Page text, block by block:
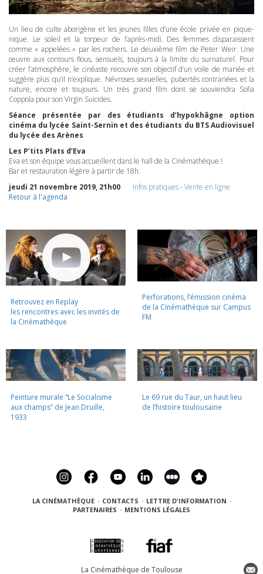
Un lieu de culte aborigène et les jeunes filles d’une école privée en pique-
nique. Le soleil et la torpeur de l’après-midi. Des femmes disparaissent
comme « appelées » par les rochers. Le deuxième film de Peter Weir. Une
œuvre aux contours flous, sensuels, toujours à la limite du surnaturel. Pour
créer l’atmosphère, le cinéaste recouvre son objectif d’un voile de mariée et
suggère plus qu’il n’explique. Névroses sexuelles, pubertés contrariées et la
nature, encore et toujours. Un très grand film dont se souviendra Sofia
Coppola pour son Virgin Suicides.
Séance présentée par des étudiants d’hypokhâgne option
cinéma du lycée Saint-Sernin et des étudiants du BTSAudiovisuel
du lycée des Arènes
Les P’tits Plats d’Eva
Eva et son équipe vous accueillent dans le hall de la Cinémathèque !
Bar et restauration légère à partir de 18h.
jeudi 21 novembre 2019, 21h00
Infos pratiques-Vente en ligne
Retour à l'agenda
Retrouvez en Replay
les rencontres avec les invités de
la Cinémathèque
Perforations, l’émission cinéma
de la Cinémathèque sur Campus
FM
Peinture murale “Le Socialisme
aux champs” de Jean Druille,
1933
Le 69 rue du Taur, un haut lieu
de l’histoire toulousaine
LA CINÉMATHÈQUE · CONTACTS · LETTRE D'INFORMATION ·
PARTENAIRES · MENTIONS LÉGALES
La Cinémathèque de Toulouse